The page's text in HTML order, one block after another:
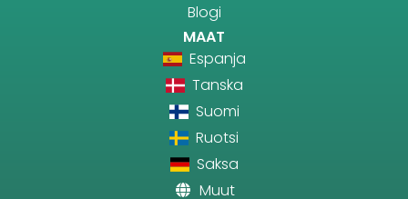
Blogi
MAAT
Espanja
Tanska
Suomi
Ruotsi
Saksa
Muut